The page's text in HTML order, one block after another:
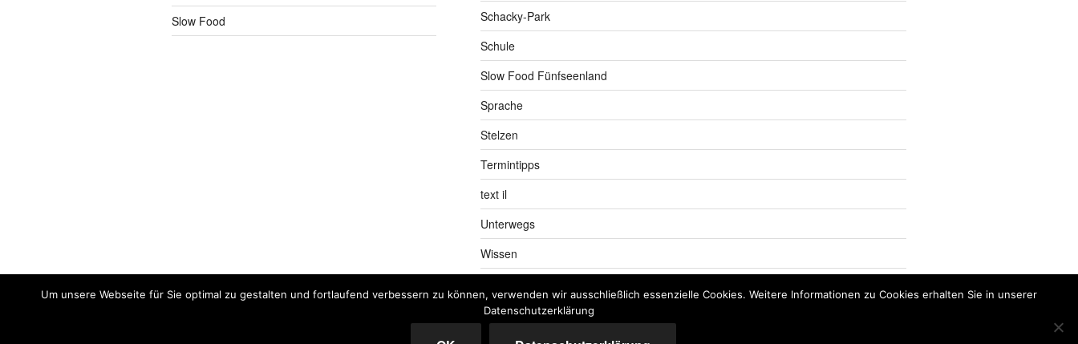
Slow Food
Schacky-Park
Schule
Slow Food Fünfseenland
Sprache
Stelzen
Termintipps
text il
Unterwegs
Wissen
Um unsere Webseite für Sie optimal zu gestalten und fortlaufend verbessern zu können, verwenden wir ausschließlich essenzielle Cookies. Weitere Informationen zu Cookies erhalten Sie in unserer
Datenschutzerklärung